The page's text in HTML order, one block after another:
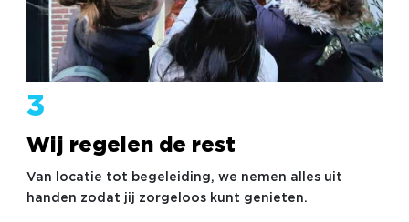
3
Wij regelen de rest
Van locatie tot begeleiding, we nemen alles uit
handen zodat jij zorgeloos kunt genieten.